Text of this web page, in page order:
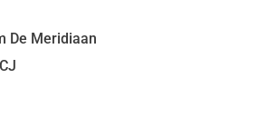
De Meridiaan